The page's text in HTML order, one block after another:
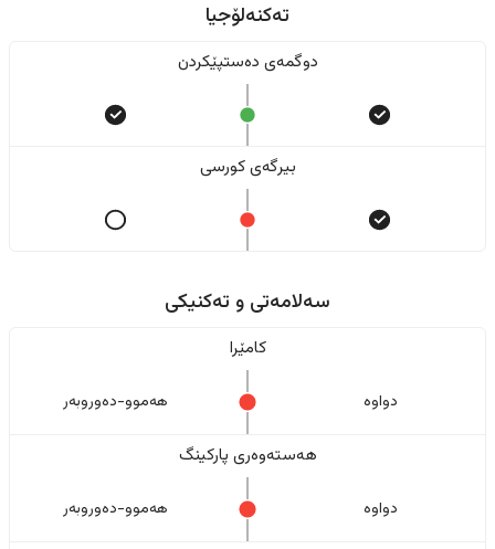
تەکنەلۆجیا
دوگمەی دەستپێکردن
بیرگەی کورسی
سەلامەتی و تەکنیکی
کامێرا
دواوە هەموو-دەوروبەر
هەستەوەری پارکینگ
دواوە هەموو-دەوروبەر